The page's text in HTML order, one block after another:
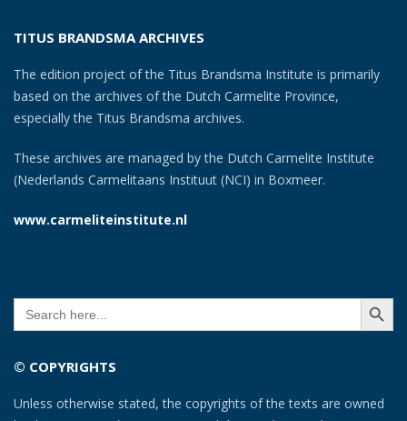
TITUS BRANDSMA ARCHIVES
The edition project of the Titus Brandsma Institute is primarily
based on the archives of the Dutch Carmelite Province,
especially the Titus Brandsma archives.
These archives are managed by the Dutch Carmelite Institute
(Nederlands Carmelitaans Instituut (NCI) in Boxmeer.
www.carmeliteinstitute.nl
Search
for:
SEARCH
© COPYRIGHTS
Unless otherwise stated, the copyrights of the texts are owned